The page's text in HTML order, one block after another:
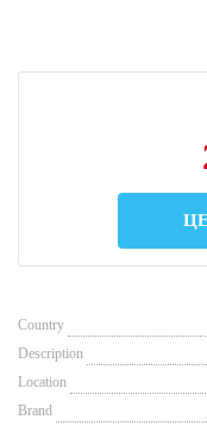
Сountry
Description
Location
Brand